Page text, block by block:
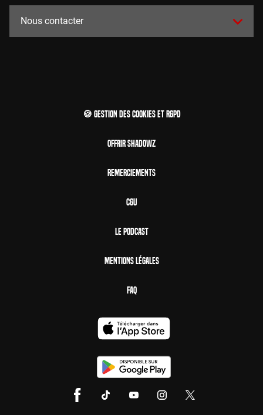
Nous contacter
🍪 Gestion des cookies et RGPD
Offrir Shadowz
Remerciements
CGU
Le Podcast
Mentions Légales
FAQ